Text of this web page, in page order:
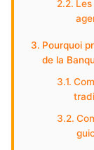
Pourquoi
de la